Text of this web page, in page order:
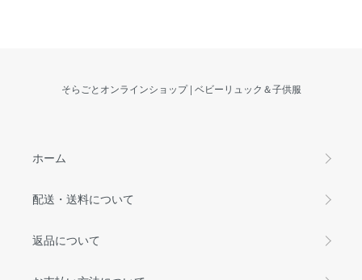
そらごとオンラインショップ | ベビーリュック＆子供服
ホーム
配送・送料について
返品について